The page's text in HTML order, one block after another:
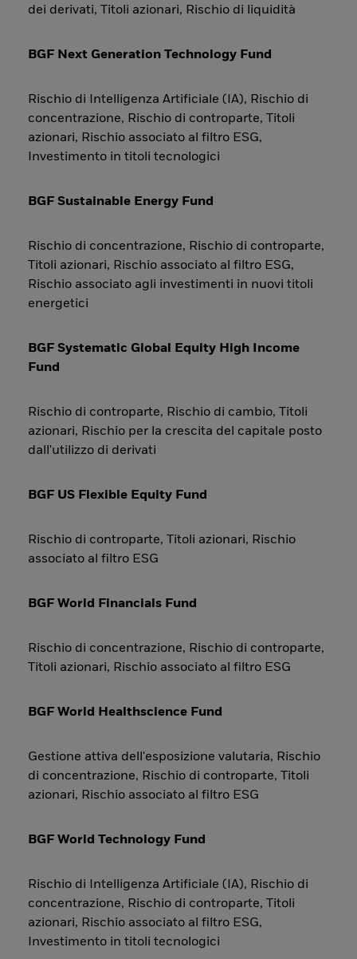
dei derivati, Titoli azionari, Rischio di liquidità
BGF Next Generation Technology Fund
Rischio di Intelligenza Artificiale (IA), Rischio di
concentrazione, Rischio di controparte, Titoli
azionari, Rischio associato al filtro ESG,
Investimento in titoli tecnologici
BGF Sustainable Energy Fund
Rischio di concentrazione, Rischio di controparte,
Titoli azionari, Rischio associato al filtro ESG,
Rischio associato agli investimenti in nuovi titoli
energetici
BGF Systematic Global Equity High Income
Fund
Rischio di controparte, Rischio di cambio, Titoli
azionari, Rischio per la crescita del capitale posto
dall'utilizzo di derivati
BGF US Flexible Equity Fund
Rischio di controparte, Titoli azionari, Rischio
associato al filtro ESG
BGF World Financials Fund
Rischio di concentrazione, Rischio di controparte,
Titoli azionari, Rischio associato al filtro ESG
BGF World Healthscience Fund
Gestione attiva dell'esposizione valutaria, Rischio
di concentrazione, Rischio di controparte, Titoli
azionari, Rischio associato al filtro ESG
BGF World Technology Fund
Rischio di Intelligenza Artificiale (IA), Rischio di
concentrazione, Rischio di controparte, Titoli
azionari, Rischio associato al filtro ESG,
Investimento in titoli tecnologici